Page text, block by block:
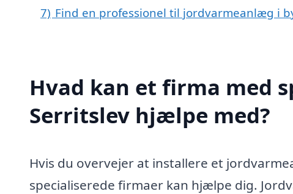
7) Find en professionel til jordvarmeanlæg i
Hvad kan et firma med
Serritslev hjælpe med?
Hvis du overvejer at installere et
specialiserede firmaer kan hjælpe dig.